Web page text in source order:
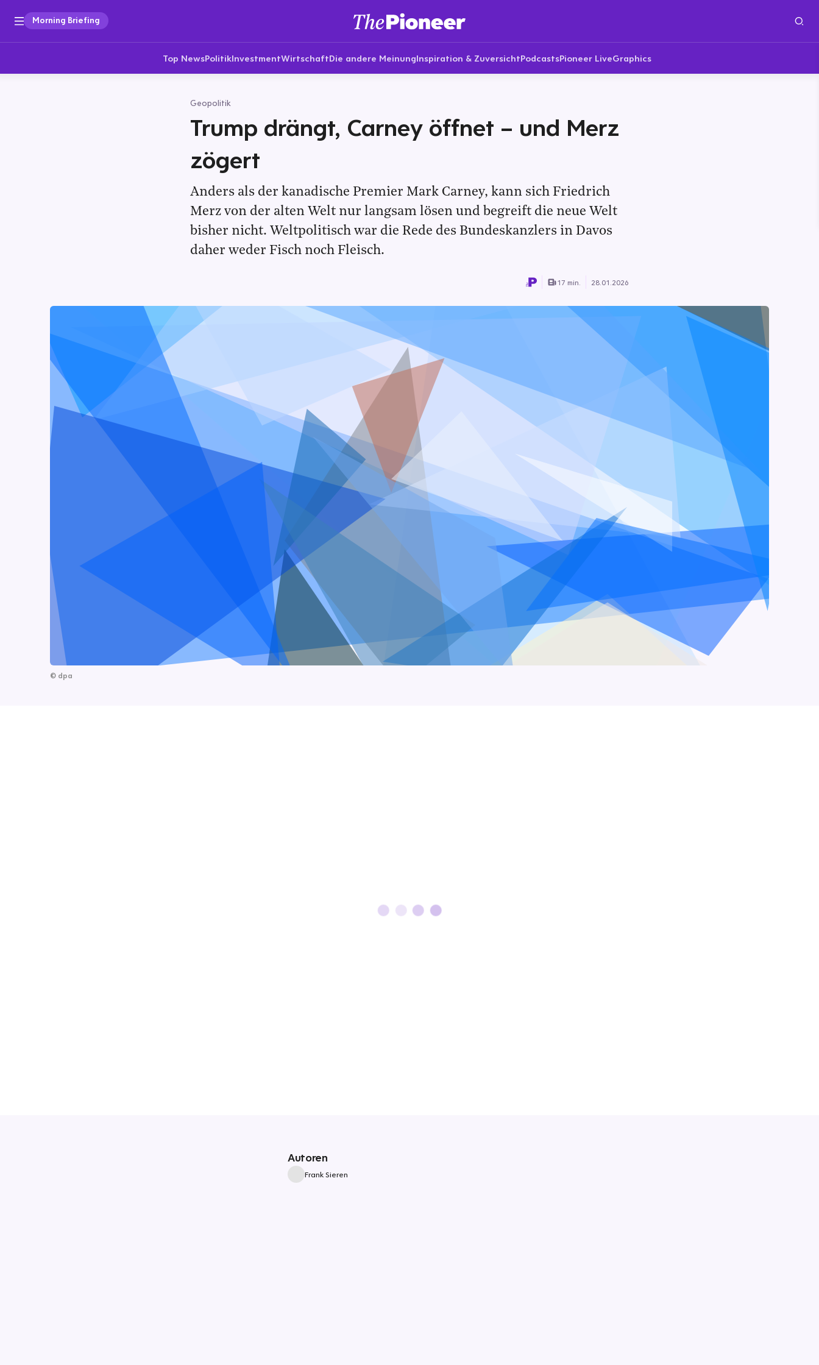
Morning Briefing
Top NewsPolitikInvestmentWirtschaftDie andere MeinungInspiration & ZuversichtPodcastsPioneer LiveGraphics
Geopolitik
Trump drängt, Carney öffnet – und Merz
zögert
Anders als der kanadische Premier Mark Carney, kann sich Friedrich
Merz von der alten Welt nur langsam lösen und begreift die neue Welt
bisher nicht. Weltpolitisch war die Rede des Bundeskanzlers in Davos
daher weder Fisch noch Fleisch.
17 min. 28.01.2026
© dpa
Autoren
Frank Sieren